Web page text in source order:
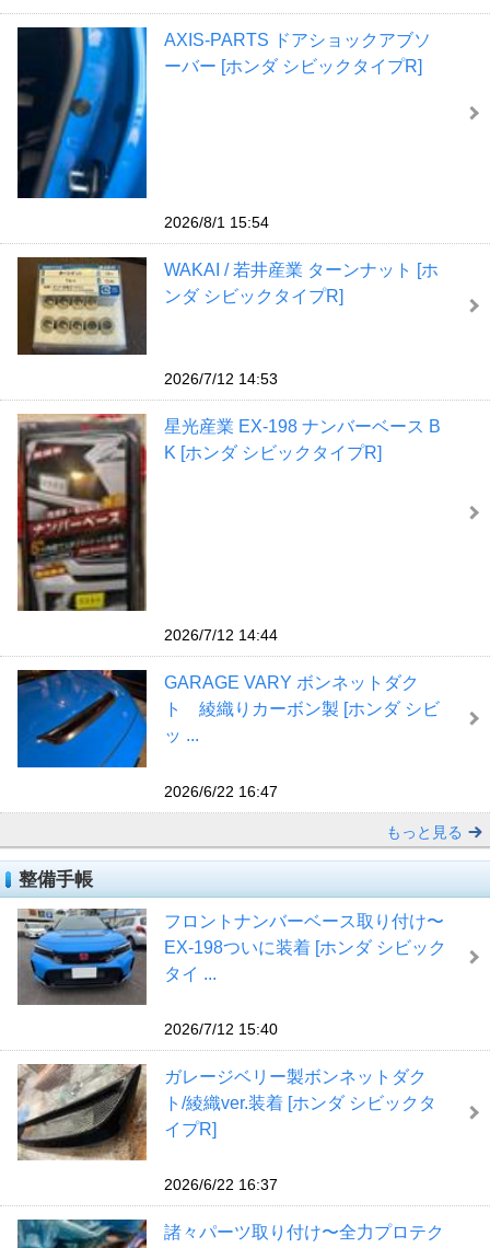
AXIS-PARTS ドアショックアブソ
ーバー [ホンダ シビックタイプR]
2026/8/1 15:54
WAKAI / 若井産業 ターンナット [ホ
ンダ シビックタイプR]
2026/7/12 14:53
星光産業 EX-198 ナンバーベース B
K [ホンダ シビックタイプR]
2026/7/12 14:44
GARAGE VARY ボンネットダク
ト 綾織りカーボン製 [ホンダ シビ
ッ ...
2026/6/22 16:47
もっと見る
整備手帳
フロントナンバーベース取り付け〜
EX-198ついに装着 [ホンダ シビック
タイ ...
2026/7/12 15:40
ガレージベリー製ボンネットダク
ト/綾織ver.装着 [ホンダ シビックタ
イプR]
2026/6/22 16:37
諸々パーツ取り付け〜全力プロテク